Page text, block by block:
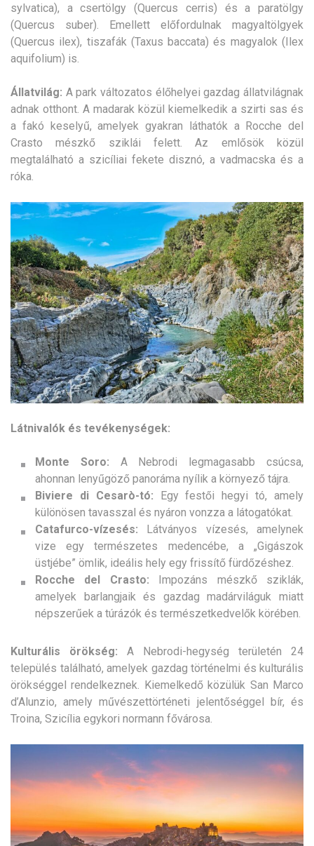
sylvatica), a csertölgy (Quercus cerris) és a paratölgy
(Quercus suber). Emellett előfordulnak magyaltölgyek
(Quercus ilex), tiszafák (Taxus baccata) és magyalok (Ilex
aquifolium) is.
Állatvilág: A park változatos élőhelyei gazdag állatvilágnak
adnak otthont. A madarak közül kiemelkedik a szirti sas és
a fakó keselyű, amelyek gyakran láthatók a Rocche del
Crasto mészkő sziklái felett. Az emlősök közül
megtalálható a szicíliai fekete disznó, a vadmacska és a
róka.
Látnivalók és tevékenységek:
Monte Soro: A Nebrodi legmagasabb csúcsa,
ahonnan lenyűgöző panoráma nyílik a környező tájra.
Biviere di Cesarò-tó: Egy festői hegyi tó, amely
különösen tavasszal és nyáron vonzza a látogatókat.
Catafurco-vízesés: Látványos vízesés, amelynek
vize egy természetes medencébe, a „Gigászok
üstjébe” ömlik, ideális hely egy frissítő fürdőzéshez.
Rocche del Crasto: Impozáns mészkő sziklák,
amelyek barlangjaik és gazdag madárviláguk miatt
népszerűek a túrázók és természetkedvelők körében.
Kulturális örökség: A Nebrodi-hegység területén 24
település található, amelyek gazdag történelmi és kulturális
örökséggel rendelkeznek. Kiemelkedő közülük San Marco
d’Alunzio, amely művészettörténeti jelentőséggel bír, és
Troina, Szicília egykori normann fővárosa.